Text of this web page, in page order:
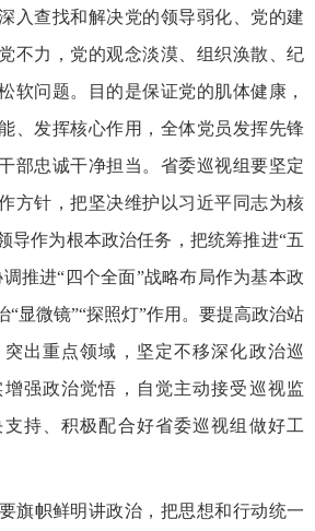
入查找和解决党的领导弱化、党的建
不力，党的观念淡漠、组织涣散、纪
软问题。目的是保证党的肌体健康，
、发挥核心作用，全体党员发挥先锋
部忠诚干净担当。省委巡视组要坚定
方针，把坚决维护以习近平同志为核
导作为根本政治任务，把统筹推进“五
推进“四个全面”战略布局作为基本政
“显微镜”“探照灯”作用。要提高政治站
出重点领域，坚定不移深化政治巡
强政治觉悟，自觉主动接受巡视监
持、积极配合好省委巡视组做好工
旗帜鲜明讲政治，把思想和行动统一